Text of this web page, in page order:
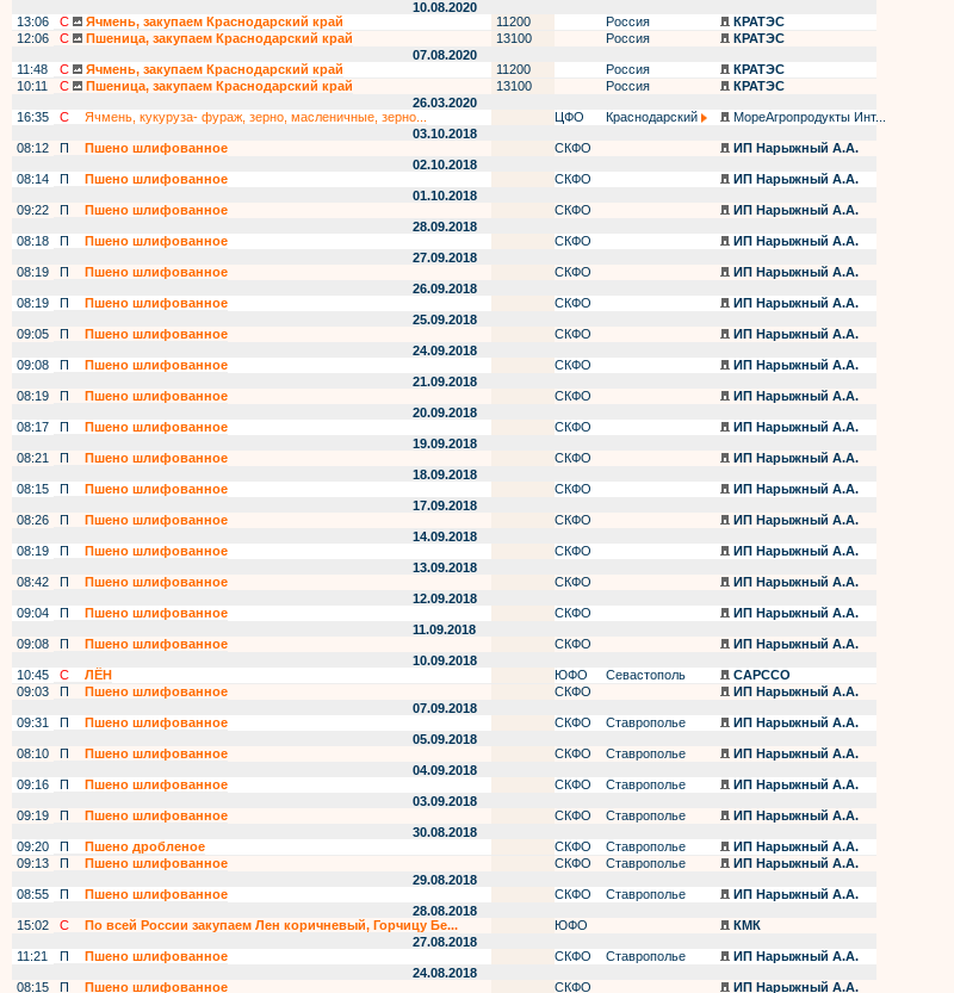
10.08.2020
13:06
С Ячмень, закупаем Краснодарский край 11200 Россия
КРАТЭС
12:06
С Пшеница, закупаем Краснодарский край 13100 Россия
КРАТЭС
07.08.2020
11:48
С Ячмень, закупаем Краснодарский край 11200 Россия
КРАТЭС
10:11
С Пшеница, закупаем Краснодарский край 13100 Россия
КРАТЭС
26.03.2020
16:35
С Ячмень, кукуруза- фураж, зерно, масленичные, зерно... ЦФО Краснодарский
МореАгропродукты Инт...
03.10.2018
08:12
П Пшено шлифованное СКФО
ИП Нарыжный А.А.
02.10.2018
08:14
П Пшено шлифованное СКФО
ИП Нарыжный А.А.
01.10.2018
09:22
П Пшено шлифованное СКФО
ИП Нарыжный А.А.
28.09.2018
08:18
П Пшено шлифованное СКФО
ИП Нарыжный А.А.
27.09.2018
08:19
П Пшено шлифованное СКФО
ИП Нарыжный А.А.
26.09.2018
08:19
П Пшено шлифованное СКФО
ИП Нарыжный А.А.
25.09.2018
09:05
П Пшено шлифованное СКФО
ИП Нарыжный А.А.
24.09.2018
09:08
П Пшено шлифованное СКФО
ИП Нарыжный А.А.
21.09.2018
08:19
П Пшено шлифованное СКФО
ИП Нарыжный А.А.
20.09.2018
08:17
П Пшено шлифованное СКФО
ИП Нарыжный А.А.
19.09.2018
08:21
П Пшено шлифованное СКФО
ИП Нарыжный А.А.
18.09.2018
08:15
П Пшено шлифованное СКФО
ИП Нарыжный А.А.
17.09.2018
08:26
П Пшено шлифованное СКФО
ИП Нарыжный А.А.
14.09.2018
08:19
П Пшено шлифованное СКФО
ИП Нарыжный А.А.
13.09.2018
08:42
П Пшено шлифованное СКФО
ИП Нарыжный А.А.
12.09.2018
09:04
П Пшено шлифованное СКФО
ИП Нарыжный А.А.
11.09.2018
09:08
П Пшено шлифованное СКФО
ИП Нарыжный А.А.
10.09.2018
10:45
С ЛЁН ЮФО Севастополь
САРССО
09:03
П Пшено шлифованное СКФО
ИП Нарыжный А.А.
07.09.2018
09:31
П Пшено шлифованное СКФО Ставрополье
ИП Нарыжный А.А.
05.09.2018
08:10
П Пшено шлифованное СКФО Ставрополье
ИП Нарыжный А.А.
04.09.2018
09:16
П Пшено шлифованное СКФО Ставрополье
ИП Нарыжный А.А.
03.09.2018
09:19
П Пшено шлифованное СКФО Ставрополье
ИП Нарыжный А.А.
30.08.2018
09:20
П Пшено дробленое СКФО Ставрополье
ИП Нарыжный А.А.
09:13
П Пшено шлифованное СКФО Ставрополье
ИП Нарыжный А.А.
29.08.2018
08:55
П Пшено шлифованное СКФО Ставрополье
ИП Нарыжный А.А.
28.08.2018
15:02
С По всей России закупаем Лен коричневый, Горчицу Бе... ЮФО
КМК
27.08.2018
11:21
П Пшено шлифованное СКФО Ставрополье
ИП Нарыжный А.А.
24.08.2018
08:15
П Пшено шлифованное СКФО ИП Нарыжный А.А.